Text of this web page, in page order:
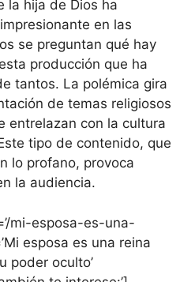
la hija de Dios ha
en las
se preguntan qué hay
producción que ha
tantos. La polémica gira
de temas religiosos
entrelazan con la cultura
tipo de contenido, que
lo profano, provoca
la audiencia.
mi-esposa-es-una-
esposa es una reina
poder oculto’